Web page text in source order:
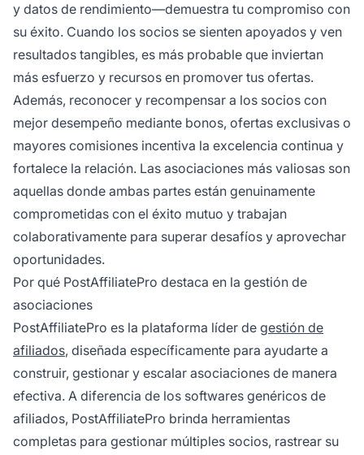
y datos de rendimiento—demuestra tu compromiso con
su éxito. Cuando los socios se sienten apoyados y ven
resultados tangibles, es más probable que inviertan
más esfuerzo y recursos en promover tus ofertas.
Además, reconocer y recompensar a los socios con
mejor desempeño mediante bonos, ofertas exclusivas o
mayores comisiones incentiva la excelencia continua y
fortalece la relación. Las asociaciones más valiosas son
aquellas donde ambas partes están genuinamente
comprometidas con el éxito mutuo y trabajan
colaborativamente para superar desafíos y aprovechar
oportunidades.
Por qué PostAffiliatePro destaca en la gestión de
asociaciones
PostAffiliatePro es la plataforma líder de gestión de
afiliados, diseñada específicamente para ayudarte a
construir, gestionar y escalar asociaciones de manera
efectiva. A diferencia de los softwares genéricos de
afiliados, PostAffiliatePro brinda herramientas
completas para gestionar múltiples socios, rastrear su